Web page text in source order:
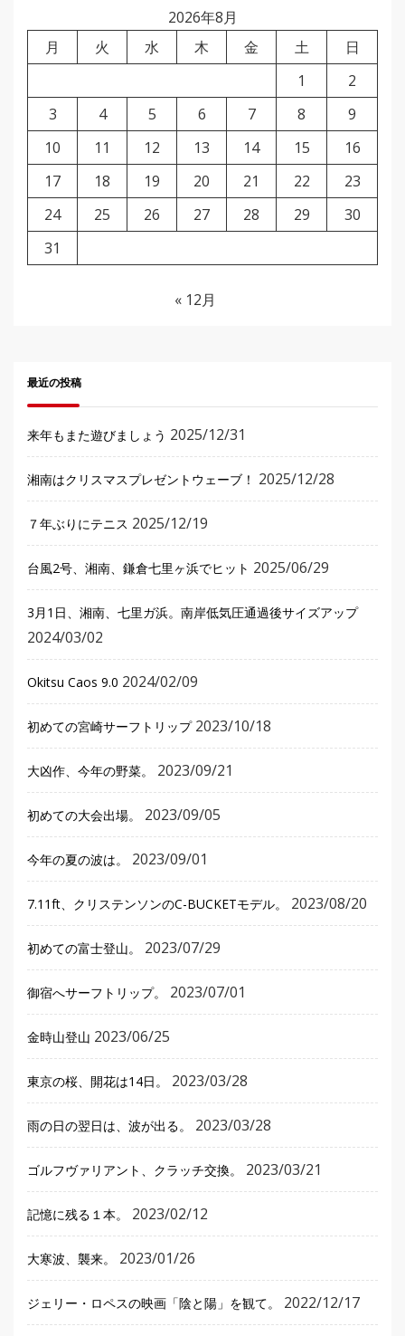
2026年8月
月
火 水 木 金 土
日
1
2
3
4 5 6 7 8
9
10
11 12 13 14 15
16
17
18 19 20 21 22
23
24
25 26 27 28 29
30
31
« 12月
最近の投稿
来年もまた遊びましょう 2025/12/31
湘南はクリスマスプレゼントウェーブ！ 2025/12/28
７年ぶりにテニス 2025/12/19
台風2号、湘南、鎌倉七里ヶ浜でヒット 2025/06/29
3月1日、湘南、七里ガ浜。南岸低気圧通過後サイズアップ
2024/03/02
Okitsu Caos 9.0 2024/02/09
初めての宮崎サーフトリップ 2023/10/18
大凶作、今年の野菜。 2023/09/21
初めての大会出場。 2023/09/05
今年の夏の波は。 2023/09/01
7.11ft、クリステンソンのC-BUCKETモデル。 2023/08/20
初めての富士登山。 2023/07/29
御宿へサーフトリップ。 2023/07/01
金時山登山 2023/06/25
東京の桜、開花は14日。 2023/03/28
雨の日の翌日は、波が出る。 2023/03/28
ゴルフヴァリアント、クラッチ交換。 2023/03/21
記憶に残る１本。 2023/02/12
大寒波、襲来。 2023/01/26
ジェリー・ロペスの映画「陰と陽」を観て。 2022/12/17